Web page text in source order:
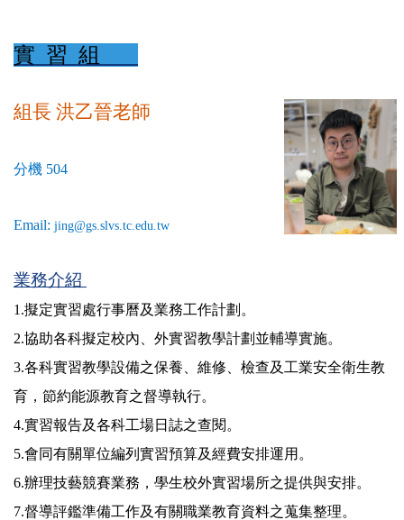
實 習 組
組長 洪乙晉老師
分機 504
Email: jing@gs.slvs.tc.edu.tw
業務介紹
1.擬定實習處行事曆及業務工作計劃。
2.協助各科擬定校內、外實習教學計劃並輔導實施。
3.各科實習教學設備之保養、維修、檢查及工業安全衛生教
育，節約能源教育之督導執行。
4.實習報告及各科工場日誌之查閱。
5.會同有關單位編列實習預算及經費安排運用。
6.辦理技藝競賽業務，學生校外實習場所之提供與安排。
7.督導評鑑準備工作及有關職業教育資料之蒐集整理。